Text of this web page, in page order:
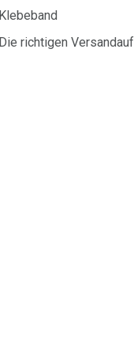
Klebeband
Die richtigen